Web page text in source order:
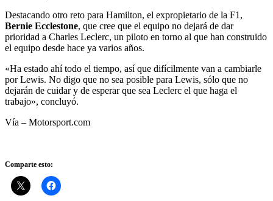
Destacando otro reto para Hamilton, el expropietario de la F1,
Bernie Ecclestone, que cree que el equipo no dejará de dar
prioridad a Charles Leclerc, un piloto en torno al que han construido
el equipo desde hace ya varios años.
«Ha estado ahí todo el tiempo, así que difícilmente van a cambiarle
por Lewis. No digo que no sea posible para Lewis, sólo que no
dejarán de cuidar y de esperar que sea Leclerc el que haga el
trabajo», concluyó.
Vía – Motorsport.com
Comparte esto: